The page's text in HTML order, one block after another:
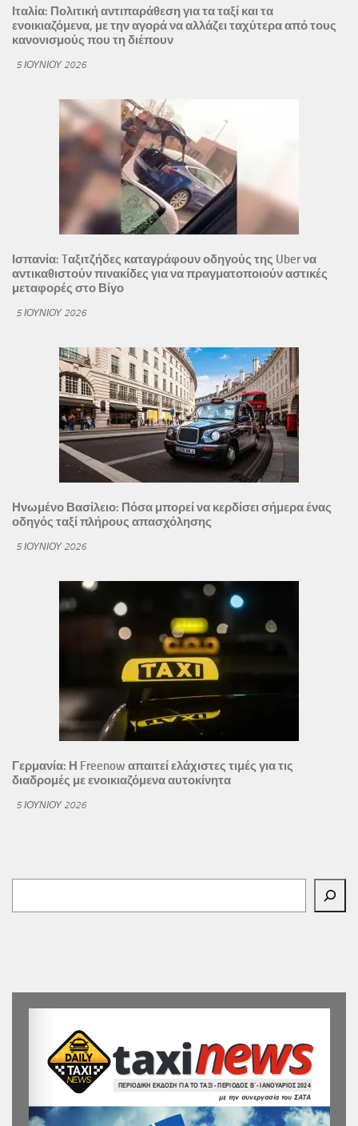
Ιταλία: Πολιτική αντιπαράθεση για τα ταξί και τα
ενοικιαζόμενα, με την αγορά να αλλάζει ταχύτερα από τους
κανονισμούς που τη διέπουν
5 ΙΟΥΝΊΟΥ 2026
Ισπανία: Tαξιτζήδες καταγράφουν οδηγούς της Uber να
αντικαθιστούν πινακίδες για να πραγματοποιούν αστικές
μεταφορές στο Βίγο
5 ΙΟΥΝΊΟΥ 2026
Ηνωμένο Βασίλειο: Πόσα μπορεί να κερδίσει σήμερα ένας
οδηγός ταξί πλήρους απασχόλησης
5 ΙΟΥΝΊΟΥ 2026
Γερμανία: Η Freenow απαιτεί ελάχιστες τιμές για τις
διαδρομές με ενοικιαζόμενα αυτοκίνητα
5 ΙΟΥΝΊΟΥ 2026